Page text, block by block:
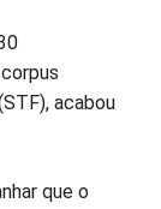
acabou
que o